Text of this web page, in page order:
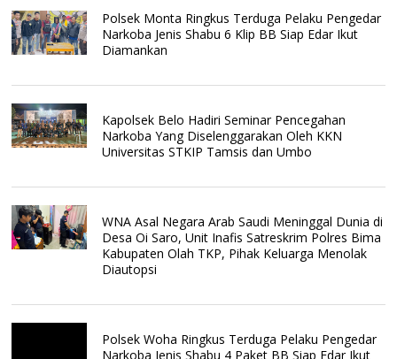
Polsek Monta Ringkus Terduga Pelaku Pengedar
Narkoba Jenis Shabu 6 Klip BB Siap Edar Ikut
Diamankan
Kapolsek Belo Hadiri Seminar Pencegahan
Narkoba Yang Diselenggarakan Oleh KKN
Universitas STKIP Tamsis dan Umbo
WNA Asal Negara Arab Saudi Meninggal Dunia di
Desa Oi Saro, Unit Inafis Satreskrim Polres Bima
Kabupaten Olah TKP, Pihak Keluarga Menolak
Diautopsi
Polsek Woha Ringkus Terduga Pelaku Pengedar
Narkoba Jenis Shabu 4 Paket BB Siap Edar Ikut